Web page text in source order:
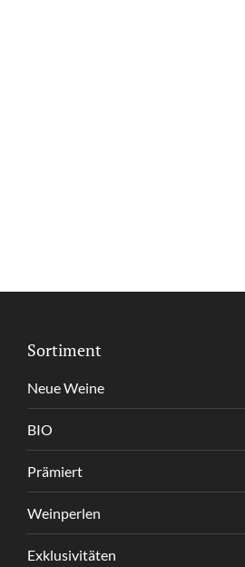
Sortiment
Neue Weine
BIO
Prämiert
Weinperlen
Exklusivitäten